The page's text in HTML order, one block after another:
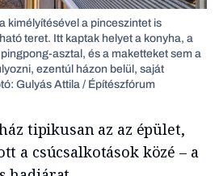
kimélyítésével a pinceszintet is
teret. Itt kaptak helyet a konyha, a
asztal, és a maketteket sem a
ezentúl házon belül, saját
Gulyás Attila / Építészfórum
tipikusan az az épület,
a csúcsalkotások közé – a